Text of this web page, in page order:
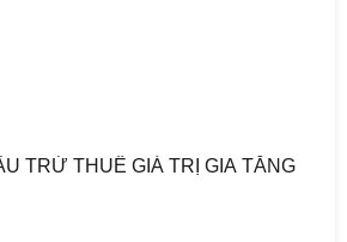
TRỪ THUẾ GIÁ TRỊ GIA TĂNG